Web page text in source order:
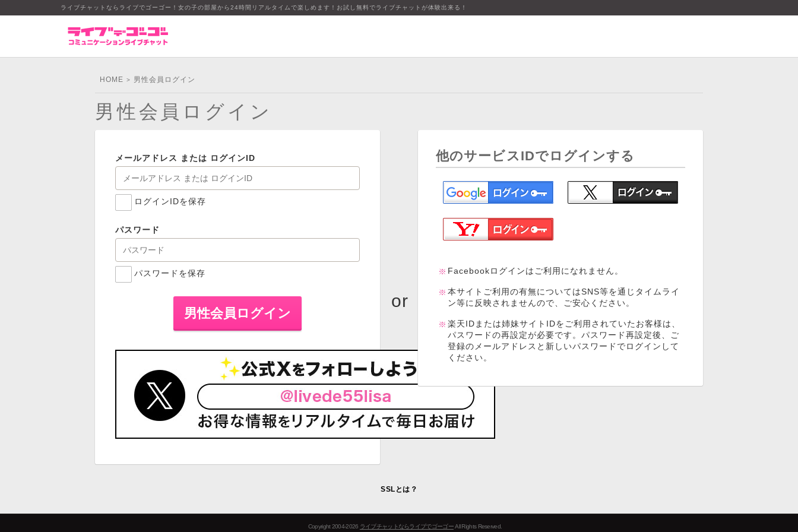
ライブチャットならライブでゴーゴー！女の子の部屋から24時間リアルタイムで楽しめます！お試し無料でライブチャットが体験出来る！
HOME > 男性会員ログイン
男性会員ログイン
メールアドレス または ログインID
ログインIDを保存
パスワード
パスワードを保存
他のサービスIDでログインする
Facebookログインはご利用になれません。
本サイトご利用の有無についてはSNS等を通じタイムライ
ン等に反映されませんので、ご安心ください。
楽天IDまたは姉妹サイトIDをご利用されていたお客様は、
パスワードの再設定が必要です。パスワード再設定後、ご
登録のメールアドレスと新しいパスワードでログインして
ください。
SSLとは？
Copyright 2004-2026 ライブチャットならライブでゴーゴーAll Rights Reserved.